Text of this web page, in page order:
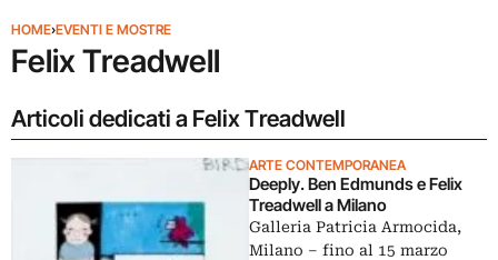
HOME›EVENTI E MOSTRE
Felix Treadwell
Articoli dedicati a Felix Treadwell
ARTE CONTEMPORANEA
Deeply. Ben Edmunds e Felix
Treadwell a Milano
Galleria Patricia Armocida,
Milano ‒ fino al 15 marzo